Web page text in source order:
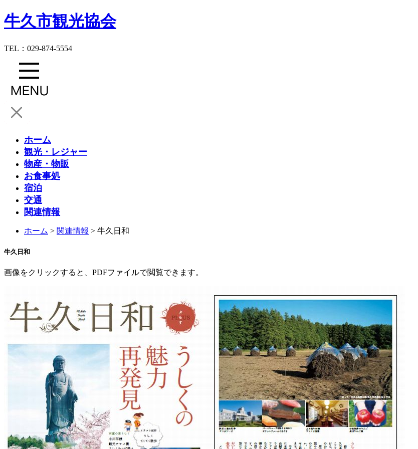
牛久市観光協会
TEL：029-874-5554
ホーム
観光・レジャー
物産・物販
お食事処
宿泊
交通
関連情報
ホーム > 関連情報 > 牛久日和
牛久日和
画像をクリックすると、PDFファイルで閲覧できます。